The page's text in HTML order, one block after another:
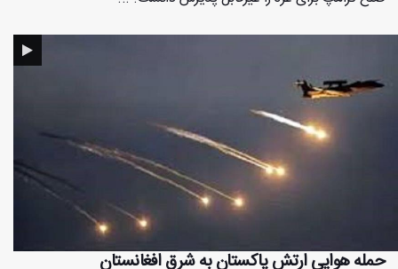
حمله هوایی ارتش پاکستان به شرق افغانستان